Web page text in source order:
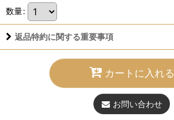
数量:
返品特約に関する重要事項
カートに入れる
お問い合わせ